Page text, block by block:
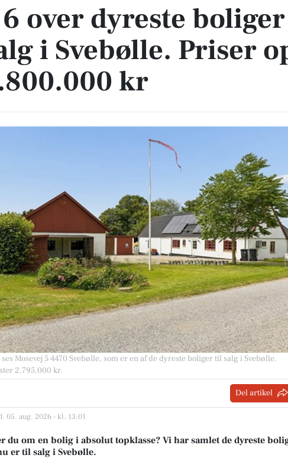
over dyreste boliger
i Svebølle. Priser
kr
Mosevej 5 4470 Svebølle, som er en af de dyreste boliger til salg i Svebølle.
2.795.000 kr.
Del artikel
05. aug. 2026 - kl. 13:01
du om en bolig i absolut topklasse? Vi har samlet de dyreste
er til salg i Svebølle.